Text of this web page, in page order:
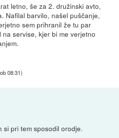
letno, še za 2. družinski avto,
Nafilal barvilo, našel puščanje,
sem prihranil že tu par
servise, kjer bi me verjetno
08:31)
si pri tem sposodil orodje.